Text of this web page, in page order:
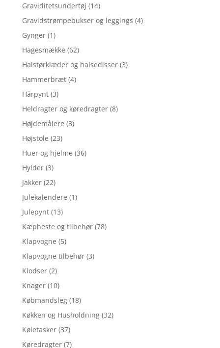
Graviditetsundertøj (14)
Gravidstrømpebukser og leggings (4)
Gynger (1)
Hagesmække (62)
Halstørklæder og halsedisser (3)
Hammerbræt (4)
Hårpynt (3)
Heldragter og køredragter (8)
Højdemålere (3)
Højstole (23)
Huer og hjelme (36)
Hylder (3)
Jakker (22)
Julekalendere (1)
Julepynt (13)
Kæpheste og tilbehør (78)
Klapvogne (5)
Klapvogne tilbehør (3)
Klodser (2)
Knager (10)
Købmandsleg (18)
Køkken og Husholdning (32)
Køletasker (37)
Køredragter (7)